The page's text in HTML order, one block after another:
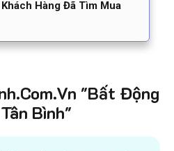
Hàng Đã Tìm Mua
"Bất Động
Bình"